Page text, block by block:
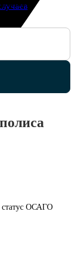
статус ОСАГО